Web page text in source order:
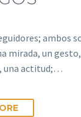
ambos
mirada, un
una actitud;…